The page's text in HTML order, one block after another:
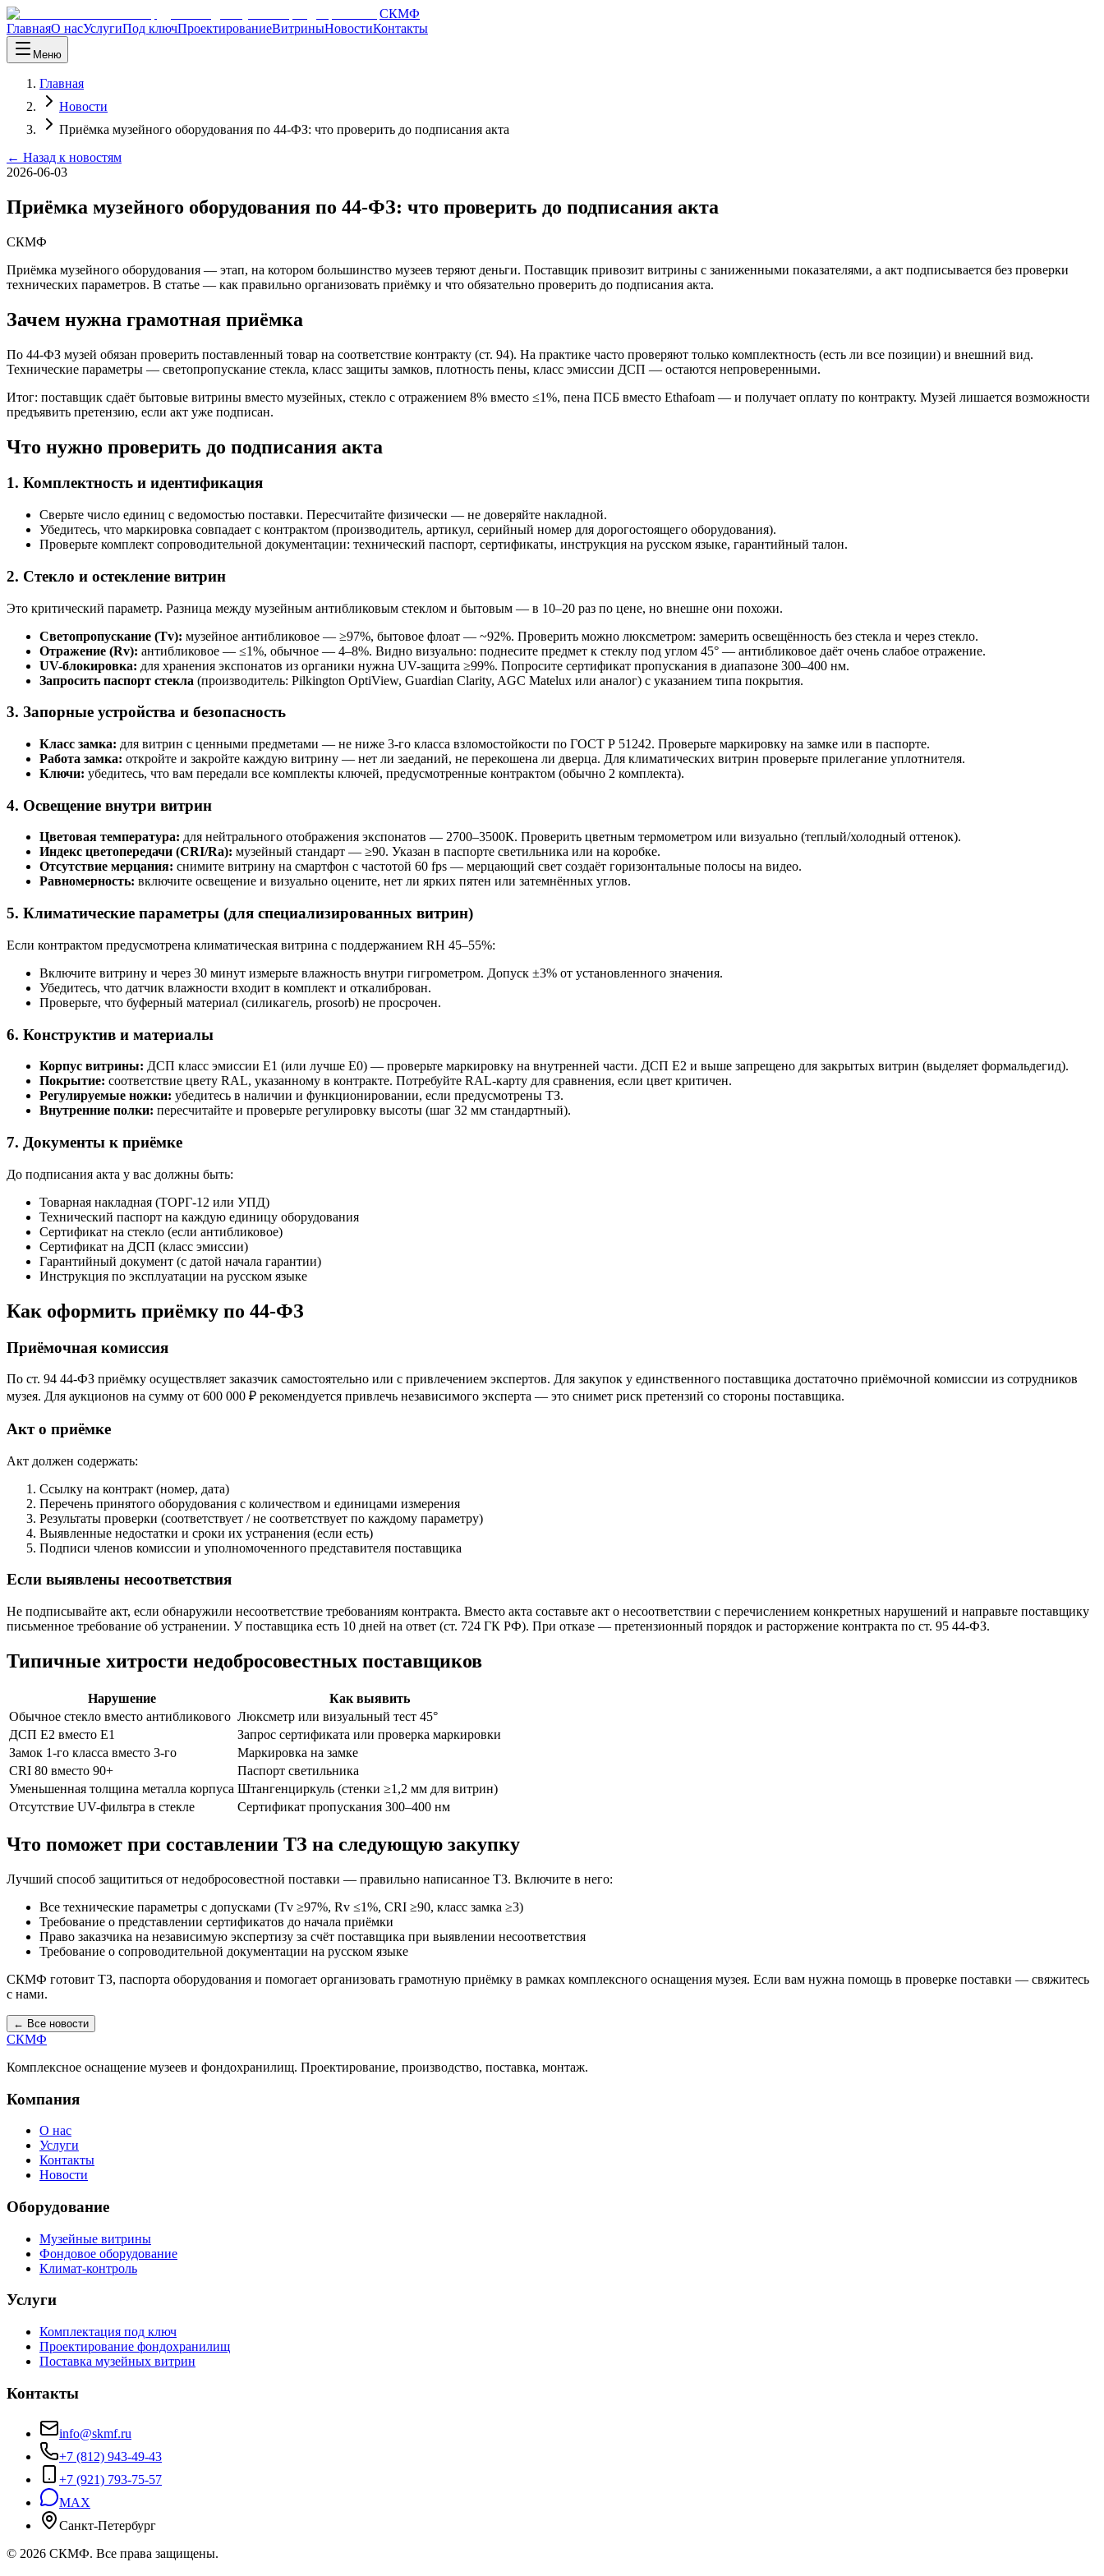
СКМФ
ГлавнаяО насУслугиПод ключПроектированиеВитриныНовостиКонтакты
Меню
Главная
Новости
Приёмка музейного оборудования по 44-ФЗ: что проверить до подписания акта
← Назад к новостям
2026-06-03
Приёмка музейного оборудования по 44-ФЗ: что проверить до подписания акта
СКМФ
Приёмка музейного оборудования — этап, на котором большинство музеев теряют деньги. Поставщик привозит витрины с заниженными показателями, а акт подписывается без проверки
технических параметров. В статье — как правильно организовать приёмку и что обязательно проверить до подписания акта.
Зачем нужна грамотная приёмка
По 44-ФЗ музей обязан проверить поставленный товар на соответствие контракту (ст. 94). На практике часто проверяют только комплектность (есть ли все позиции) и внешний вид.
Технические параметры — светопропускание стекла, класс защиты замков, плотность пены, класс эмиссии ДСП — остаются непроверенными.
Итог: поставщик сдаёт бытовые витрины вместо музейных, стекло с отражением 8% вместо ≤1%, пена ПСБ вместо Ethafoam — и получает оплату по контракту. Музей лишается возможности
предъявить претензию, если акт уже подписан.
Что нужно проверить до подписания акта
1. Комплектность и идентификация
Сверьте число единиц с ведомостью поставки. Пересчитайте физически — не доверяйте накладной.
Убедитесь, что маркировка совпадает с контрактом (производитель, артикул, серийный номер для дорогостоящего оборудования).
Проверьте комплект сопроводительной документации: технический паспорт, сертификаты, инструкция на русском языке, гарантийный талон.
2. Стекло и остекление витрин
Это критический параметр. Разница между музейным антибликовым стеклом и бытовым — в 10–20 раз по цене, но внешне они похожи.
Светопропускание (Tv): музейное антибликовое — ≥97%, бытовое флоат — ~92%. Проверить можно люксметром: замерить освещённость без стекла и через стекло.
Отражение (Rv): антибликовое — ≤1%, обычное — 4–8%. Видно визуально: поднесите предмет к стеклу под углом 45° — антибликовое даёт очень слабое отражение.
UV-блокировка: для хранения экспонатов из органики нужна UV-защита ≥99%. Попросите сертификат пропускания в диапазоне 300–400 нм.
Запросить паспорт стекла (производитель: Pilkington OptiView, Guardian Clarity, AGC Matelux или аналог) с указанием типа покрытия.
3. Запорные устройства и безопасность
Класс замка: для витрин с ценными предметами — не ниже 3-го класса взломостойкости по ГОСТ Р 51242. Проверьте маркировку на замке или в паспорте.
Работа замка: откройте и закройте каждую витрину — нет ли заеданий, не перекошена ли дверца. Для климатических витрин проверьте прилегание уплотнителя.
Ключи: убедитесь, что вам передали все комплекты ключей, предусмотренные контрактом (обычно 2 комплекта).
4. Освещение внутри витрин
Цветовая температура: для нейтрального отображения экспонатов — 2700–3500К. Проверить цветным термометром или визуально (теплый/холодный оттенок).
Индекс цветопередачи (CRI/Ra): музейный стандарт — ≥90. Указан в паспорте светильника или на коробке.
Отсутствие мерцания: снимите витрину на смартфон с частотой 60 fps — мерцающий свет создаёт горизонтальные полосы на видео.
Равномерность: включите освещение и визуально оцените, нет ли ярких пятен или затемнённых углов.
5. Климатические параметры (для специализированных витрин)
Если контрактом предусмотрена климатическая витрина с поддержанием RH 45–55%:
Включите витрину и через 30 минут измерьте влажность внутри гигрометром. Допуск ±3% от установленного значения.
Убедитесь, что датчик влажности входит в комплект и откалиброван.
Проверьте, что буферный материал (силикагель, prosorb) не просрочен.
6. Конструктив и материалы
Корпус витрины: ДСП класс эмиссии E1 (или лучше E0) — проверьте маркировку на внутренней части. ДСП Е2 и выше запрещено для закрытых витрин (выделяет формальдегид).
Покрытие: соответствие цвету RAL, указанному в контракте. Потребуйте RAL-карту для сравнения, если цвет критичен.
Регулируемые ножки: убедитесь в наличии и функционировании, если предусмотрены ТЗ.
Внутренние полки: пересчитайте и проверьте регулировку высоты (шаг 32 мм стандартный).
7. Документы к приёмке
До подписания акта у вас должны быть:
Товарная накладная (ТОРГ-12 или УПД)
Технический паспорт на каждую единицу оборудования
Сертификат на стекло (если антибликовое)
Сертификат на ДСП (класс эмиссии)
Гарантийный документ (с датой начала гарантии)
Инструкция по эксплуатации на русском языке
Как оформить приёмку по 44-ФЗ
Приёмочная комиссия
По ст. 94 44-ФЗ приёмку осуществляет заказчик самостоятельно или с привлечением экспертов. Для закупок у единственного поставщика достаточно приёмочной комиссии из сотрудников
музея. Для аукционов на сумму от 600 000 ₽ рекомендуется привлечь независимого эксперта — это снимет риск претензий со стороны поставщика.
Акт о приёмке
Акт должен содержать:
Ссылку на контракт (номер, дата)
Перечень принятого оборудования с количеством и единицами измерения
Результаты проверки (соответствует / не соответствует по каждому параметру)
Выявленные недостатки и сроки их устранения (если есть)
Подписи членов комиссии и уполномоченного представителя поставщика
Если выявлены несоответствия
Не подписывайте акт, если обнаружили несоответствие требованиям контракта. Вместо акта составьте акт о несоответствии с перечислением конкретных нарушений и направьте поставщику
письменное требование об устранении. У поставщика есть 10 дней на ответ (ст. 724 ГК РФ). При отказе — претензионный порядок и расторжение контракта по ст. 95 44-ФЗ.
Типичные хитрости недобросовестных поставщиков
Нарушение
Как выявить
Обычное стекло вместо антибликового Люксметр или визуальный тест 45°
ДСП Е2 вместо Е1
Запрос сертификата или проверка маркировки
Замок 1-го класса вместо 3-го
Маркировка на замке
CRI 80 вместо 90+
Паспорт светильника
Уменьшенная толщина металла корпуса Штангенциркуль (стенки ≥1,2 мм для витрин)
Отсутствие UV-фильтра в стекле
Сертификат пропускания 300–400 нм
Что поможет при составлении ТЗ на следующую закупку
Лучший способ защититься от недобросовестной поставки — правильно написанное ТЗ. Включите в него:
Все технические параметры с допусками (Tv ≥97%, Rv ≤1%, CRI ≥90, класс замка ≥3)
Требование о представлении сертификатов до начала приёмки
Право заказчика на независимую экспертизу за счёт поставщика при выявлении несоответствия
Требование о сопроводительной документации на русском языке
СКМФ готовит ТЗ, паспорта оборудования и помогает организовать грамотную приёмку в рамках комплексного оснащения музея. Если вам нужна помощь в проверке поставки — свяжитесь
с нами.
← Все новости
СКМФ
Комплексное оснащение музеев и фондохранилищ. Проектирование, производство, поставка, монтаж.
Компания
О нас
Услуги
Контакты
Новости
Оборудование
Музейные витрины
Фондовое оборудование
Климат-контроль
Услуги
Комплектация под ключ
Проектирование фондохранилищ
Поставка музейных витрин
Контакты
info@skmf.ru
+7 (812) 943-49-43
+7 (921) 793-75-57
MAX
Санкт-Петербург
© 2026 СКМФ. Все права защищены.